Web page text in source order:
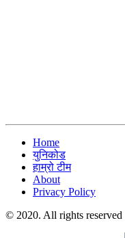
Home
युनिकोड
हाम्रो टीम
About
Privacy Policy
© 2020. All rights